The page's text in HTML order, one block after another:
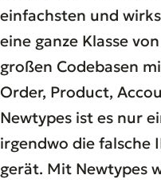
einfachsten und
eine ganze Klasse
großen Codebasen
Order, Product,
Newtypes ist es nur
irgendwo die falsche
gerät. Mit Newtypes